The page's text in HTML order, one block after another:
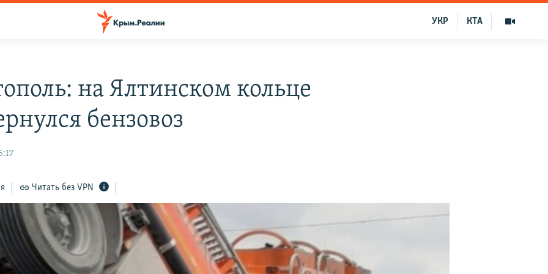
КТА
УКР
на Ялтинском кольце
бензовоз
Читать без VPN